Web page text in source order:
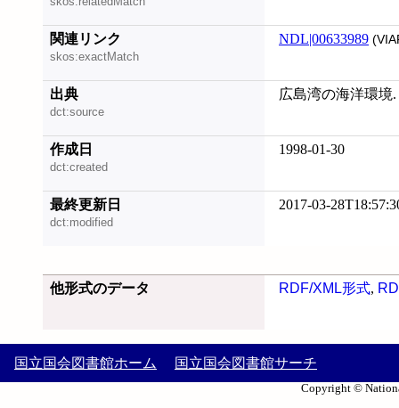
関連リンク
skos:exactMatch
NDL|00633989
出典
dct:source
広島湾の海洋環境
作成日
dct:created
1998-01-30
最終更新日
dct:modified
2017-03-
他形式のデータ RDF/XML形式,
国立国会図書館ホーム 国立国会図書館サーチ
Copyright ©